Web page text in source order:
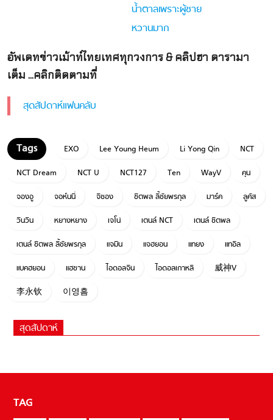
น้ำตาลเพราะผู้ชาย
หวานมาก
อัพเดทข่าวเม้าท์ไทยเทศทุกวงการ & คลิปฮา ดารามา
เต็ม ...คลิกติดตามที่
สุดสัปดาห์แฟนคลับ
EXO Lee Young Heum Li Yong Qin
NCT
NCT Dream
NCT U NCT127 Ten WayV
คุน
จองอู
จอห์นนี่ จีซอง ชิตพล ลี้ชัยพรกุล มาร์ค
ลูคัส
วินวิน
หยางหยาง เจโน่ เตนล์ NCT
เตนล์ ชิตพล
เตนล์ ชิตพล ลี้ชัยพรกุล
แจมิน แจฮยอน แทยง
แทอิล
แบคฮยอน
แฮชาน ไอดอลจีน ไอดอลเกาหลี
威神V
李永钦
이영흠
สุดสัปดาห์
TAG